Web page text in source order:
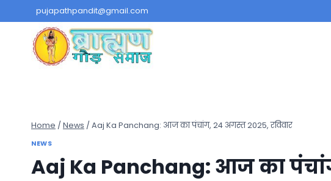
to
content
pujapathpandit@gmail.com
Home / News / Aaj Ka Panchang: आज का पंचांग, 24 अगस्त 2025, रविवार
NEWS
Aaj Ka Panchang: आज का